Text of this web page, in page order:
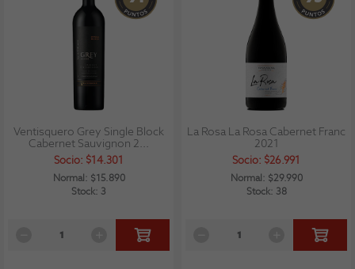
Ventisquero Grey Single Block
Cabernet Sauvignon 2...
Socio: $14.301
Normal: $15.890
Stock: 3
La Rosa La Rosa Cabernet Franc
2021
Socio: $26.991
Normal: $29.990
Stock: 38